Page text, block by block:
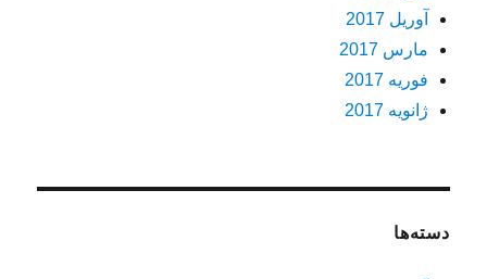
آوریل 2017
مارس 2017
فوریه 2017
ژانویه 2017
دسته‌ها